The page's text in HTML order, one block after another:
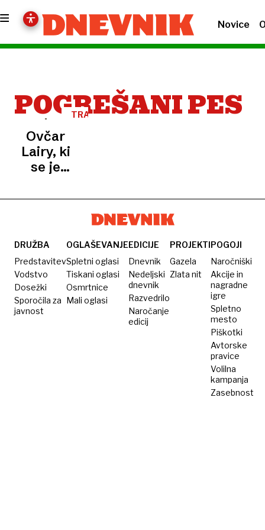
Novice
POGREŠANI PES
TRAGIČNA
Ovčar
Lairy, ki
se je
poškodoval
Bohinju,
je spet
doma
DRUŽBA
Predstavitev
Vodstvo
Dosežki
Sporočila za
javnost
OGLAŠEVANJE
Spletni oglasi
Tiskani oglasi
Osmrtnice
Mali oglasi
EDICIJE
Dnevnik
Nedeljski
dnevnik
Razvedrilo
Naročanje
edicij
PROJEKTI
Gazela
Zlata nit
POGOJI
Naročniški
Akcije in
nagradne
igre
Spletno
mesto
Piškotki
Avtorske
pravice
Volilna
kampanja
Zasebnost